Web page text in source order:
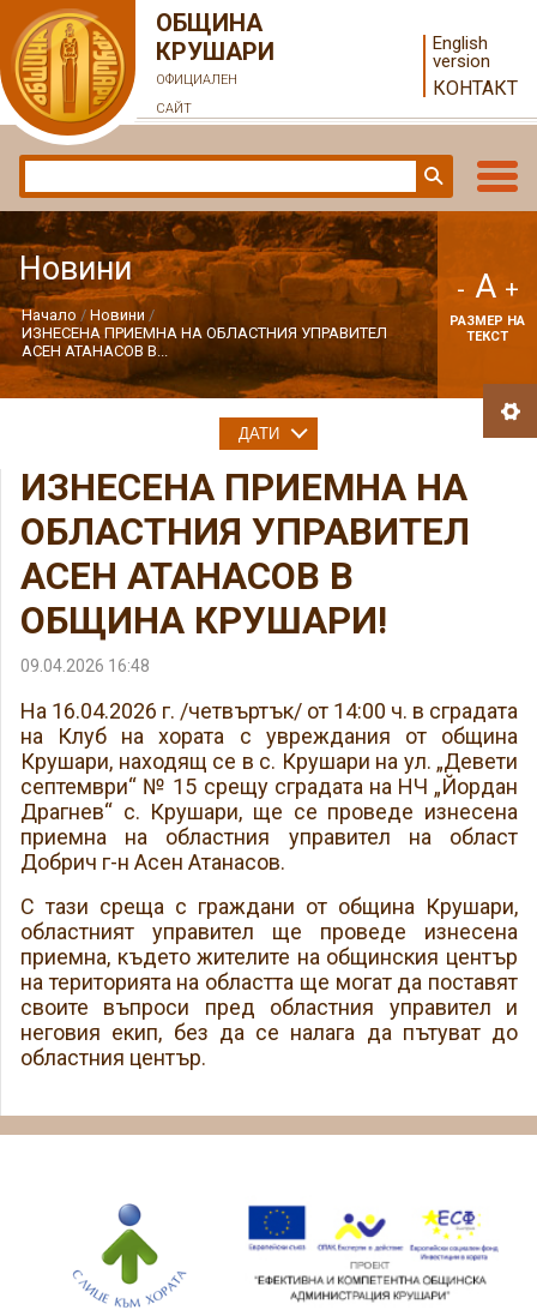
ОБЩИНА
КРУШАРИ
ОФИЦИАЛЕН
САЙТ
English
version
КОНТАКТ
Новини
Начало
Новини
ИЗНЕСЕНА ПРИЕМНА НА ОБЛАСТНИЯ УПРАВИТЕЛ
АСЕН АТАНАСОВ В...
- A +
РАЗМЕР НА
ТЕКСТ
ИЗНЕСЕНА ПРИЕМНА НА
ОБЛАСТНИЯ УПРАВИТЕЛ
АСЕН АТАНАСОВ В
ОБЩИНА КРУШАРИ!
09.04.2026 16:48
На 16.04.2026 г. /четвъртък/ от 14:00 ч. в сградата
на Клуб на хората с увреждания от община
Крушари, находящ се в с. Крушари на ул. „Девети
септември“ № 15 срещу сградата на НЧ „Йордан
Драгнев“ с. Крушари, ще се проведе изнесена
приемна на областния управител на област
Добрич г-н Асен Атанасов.
С тази среща с граждани от община Крушари,
областният управител ще проведе изнесена
приемна, където жителите на общинския център
на територията на областта ще могат да поставят
своите въпроси пред областния управител и
неговия екип, без да се налага да пътуват до
областния център.
ДАТИ